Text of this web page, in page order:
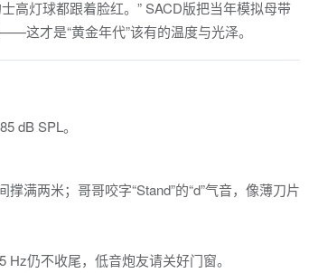
高灯球都跟着脸红。” SACD版把当年模拟母带
这才是“黄金年代”该有的温度与光泽。
dB SPL。
满两米；哥哥咬字“Stand”的“d”气音，像薄刀片
仍不收尾，低音炮友请关好门窗。